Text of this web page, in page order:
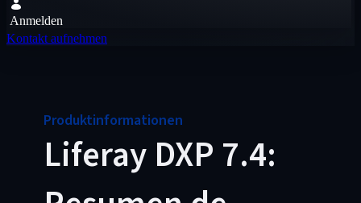
Anmelden
Kontakt aufnehmen
Produktinformationen
Liferay DXP 7.4: